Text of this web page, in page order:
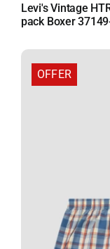
Levi's Vintage
pack Boxer
OFFER